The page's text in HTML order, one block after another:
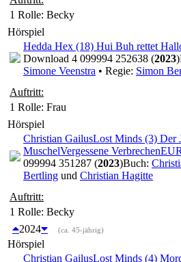
1 Rolle: Becky
Hörspiel
Hedda Hex (18) Hui Buh rettet
Download 4 099994 252638 (2023)
Simone Veenstra • Regie: Simon
Auftritt:
1 Rolle: Frau
Hörspiel
Christian GailusLost Minds (3) Der
MuschelVergessene Verbrechen
099994 351287 (2023)Buch:
Bertling und Christian Hagitte
Auftritt:
1 Rolle: Becky
2024
(ca. 45-jährig)
Hörspiel
Christian GailusLost Minds (4)